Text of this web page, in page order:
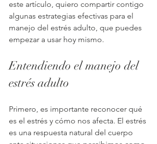
este artículo, quiero compartir contigo
algunas estrategias efectivas para el
manejo del estrés adulto, que puedes
empezar a usar hoy mismo.
Entendiendo el manejo del
estrés adulto
Primero, es importante reconocer qué
es el estrés y cómo nos afecta. El estrés
es una respuesta natural del cuerpo